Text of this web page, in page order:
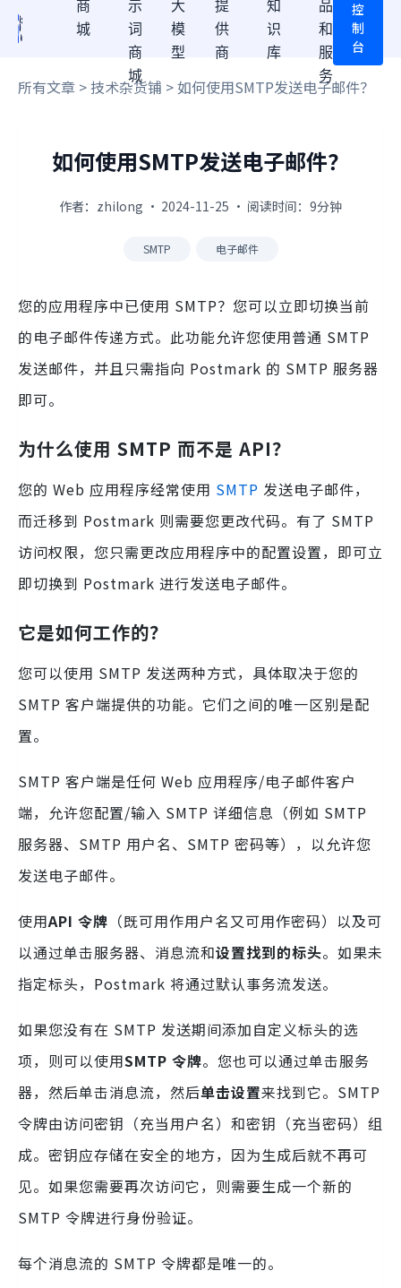
商
城
示
词
商
城
大
模
型
提
供
商
知
识
库
品
和
服
务
控
制
台
所有文章 >技术杂货铺 > 如何使用SMTP发送电子邮件？
如何使用SMTP发送电子邮件？
作者：zhilong · 2024-11-25 · 阅读时间：9分钟
SMTP 电子邮件
您的应用程序中已使用 SMTP？您可以立即切换当前
的电子邮件传递方式。此功能允许您使用普通 SMTP
发送邮件，并且只需指向 Postmark 的 SMTP 服务器
即可。
为什么使用 SMTP 而不是 API？
您的 Web 应用程序经常使用 SMTP 发送电子邮件，
而迁移到 Postmark 则需要您更改代码。有了 SMTP
访问权限，您只需更改应用程序中的配置设置，即可立
即切换到 Postmark 进行发送电子邮件。
它是如何工作的？
您可以使用 SMTP 发送两种方式，具体取决于您的
SMTP 客户端提供的功能。它们之间的唯一区别是配
置。
SMTP 客户端是任何 Web 应用程序/电子邮件客户
端，允许您配置/输入 SMTP 详细信息（例如 SMTP
服务器、SMTP 用户名、SMTP 密码等），以允许您
发送电子邮件。​
使用API 令牌 （既可用作用户名又可用作密码） 以及可
以通过单击服务器、消息流和设置找到的标头。如果未
指定标头，Postmark 将通过默认事务流发送。
如果您没有在 SMTP 发送期间添加自定义标头的选
项，则可以使用SMTP 令牌。您也可以通过单击服务
器，然后单击消息流，然后单击设置来找到它。SMTP
令牌由访问密钥（充当用户名）和密钥（充当密码）组
成。密钥应存储在安全的地方，因为生成后就不再可
见。如果您需要再次访问它，则需要生成一个新的
SMTP 令牌进行身份验证。
每个消息流的 SMTP 令牌都是唯一的。